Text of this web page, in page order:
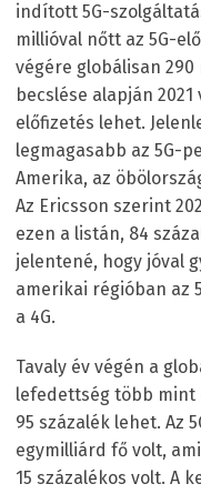
indított 5G-
millióval nőtt az 5G-
végére globálisan
becslése alapján
előfizetés lehet.
legmagasabb az 5G-
Amerika, az
Az Ericsson szerint
ezen a listán, 84
jelentené, hogy jóval
amerikai régióban az
a 4G.
Tavaly év végén a
lefedettség több mint
95 százalék lehet. Az
egymilliárd fő volt,
15 százalékos volt. A